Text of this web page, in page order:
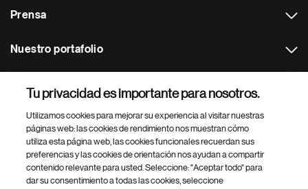
Prensa
Nuestro portafolio
Footer Site Search
Tu privacidad es importante para nosotros.
Utilizamos cookies para mejorar su experiencia al visitar nuestras
páginas web: las cookies de rendimiento nos muestran cómo
utiliza esta página web, las cookies funcionales recuerdan sus
preferencias y las cookies de orientación nos ayudan a compartir
contenido relevante para usted. Seleccione: "Aceptar todo" para
dar su consentimiento a todas las cookies, seleccione